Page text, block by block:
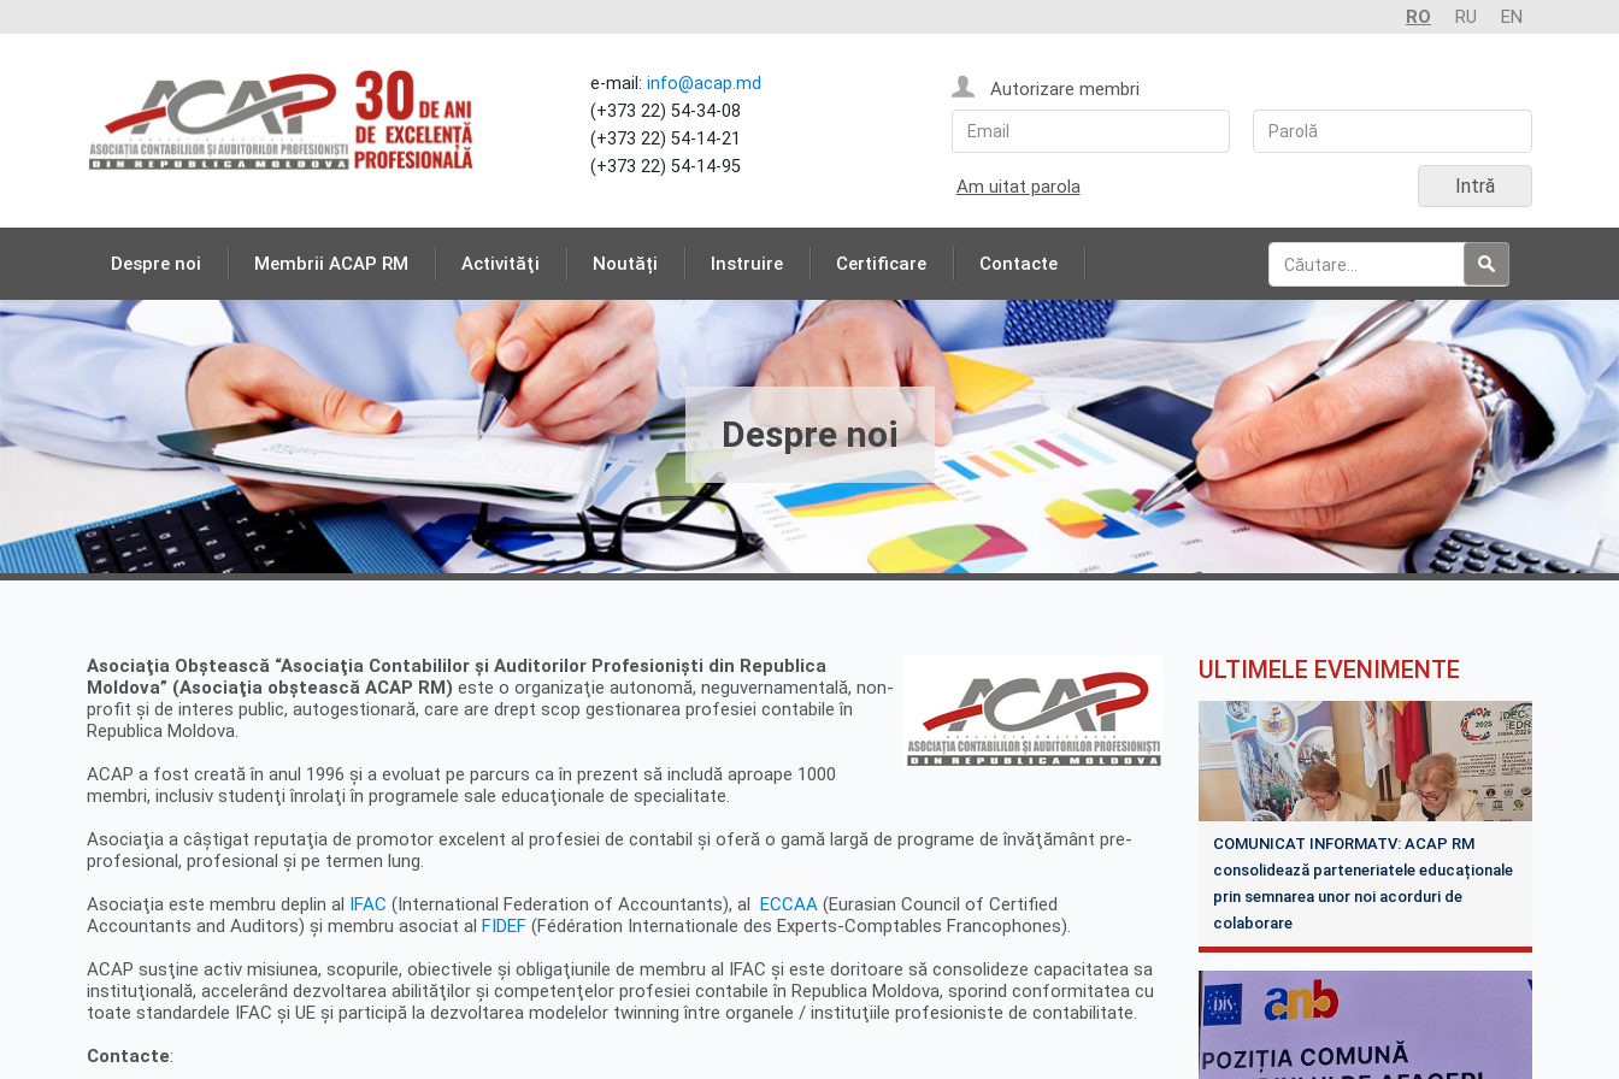
RO RU EN
e-mail: info@acap.md
(+373 22) 54-34-08
(+373 22) 54-14-21
(+373 22) 54-14-95
Autorizare membri
Am uitat parola Intră
Despre noi Membrii ACAP RM Activităţi Noutăți Instruire Certificare Contacte
Despre noi
Asociaţia Obştească “Asociaţia Contabililor şi Auditorilor Profesionişti din Republica
Moldova” (Asociaţia obştească ACAP RM) este o organizaţie autonomă, neguvernamentală, non-
profit şi de interes public, autogestionară, care are drept scop gestionarea profesiei contabile în
Republica Moldova.
ACAP a fost creată în anul 1996 şi a evoluat pe parcurs ca în prezent să includă aproape 1000
membri, inclusiv studenţi înrolaţi în programele sale educaţionale de specialitate.
Asociaţia a câştigat reputaţia de promotor excelent al profesiei de contabil şi oferă o gamă largă de programe de învăţământ pre-
profesional, profesional şi pe termen lung.
Asociaţia este membru deplin al IFAC (International Federation of Accountants), al ECCAA (Eurasian Council of Certified
Accountants and Auditors) şi membru asociat al FIDEF (Fédération Internationale des Experts-Comptables Francophones).
ACAP susţine activ misiunea, scopurile, obiectivele şi obligaţiunile de membru al IFAC şi este doritoare să consolideze capacitatea sa
instituţională, accelerând dezvoltarea abilităţilor şi competenţelor profesiei contabile în Republica Moldova, sporind conformitatea cu
toate standardele IFAC şi UE şi participă la dezvoltarea modelelor twinning între organele / instituţiile profesioniste de contabilitate.
Contacte:
ULTIMELE EVENIMENTE
COMUNICAT INFORMATV: ACAP RM
consolidează parteneriatele educaționale
prin semnarea unor noi acorduri de
colaborare